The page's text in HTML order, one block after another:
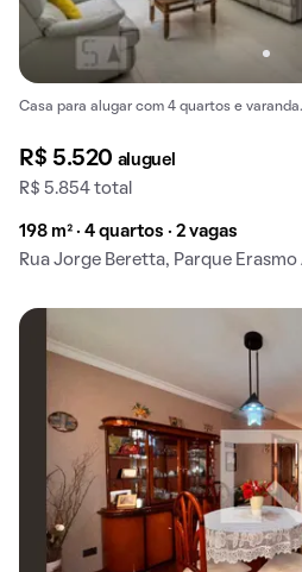
Casa para alugar com 4 quartos e varanda.
R$ 5.520 aluguel
R$ 5.854 total
198 m² · 4 quartos · 2 vagas
Rua Jorge Beretta, Parque